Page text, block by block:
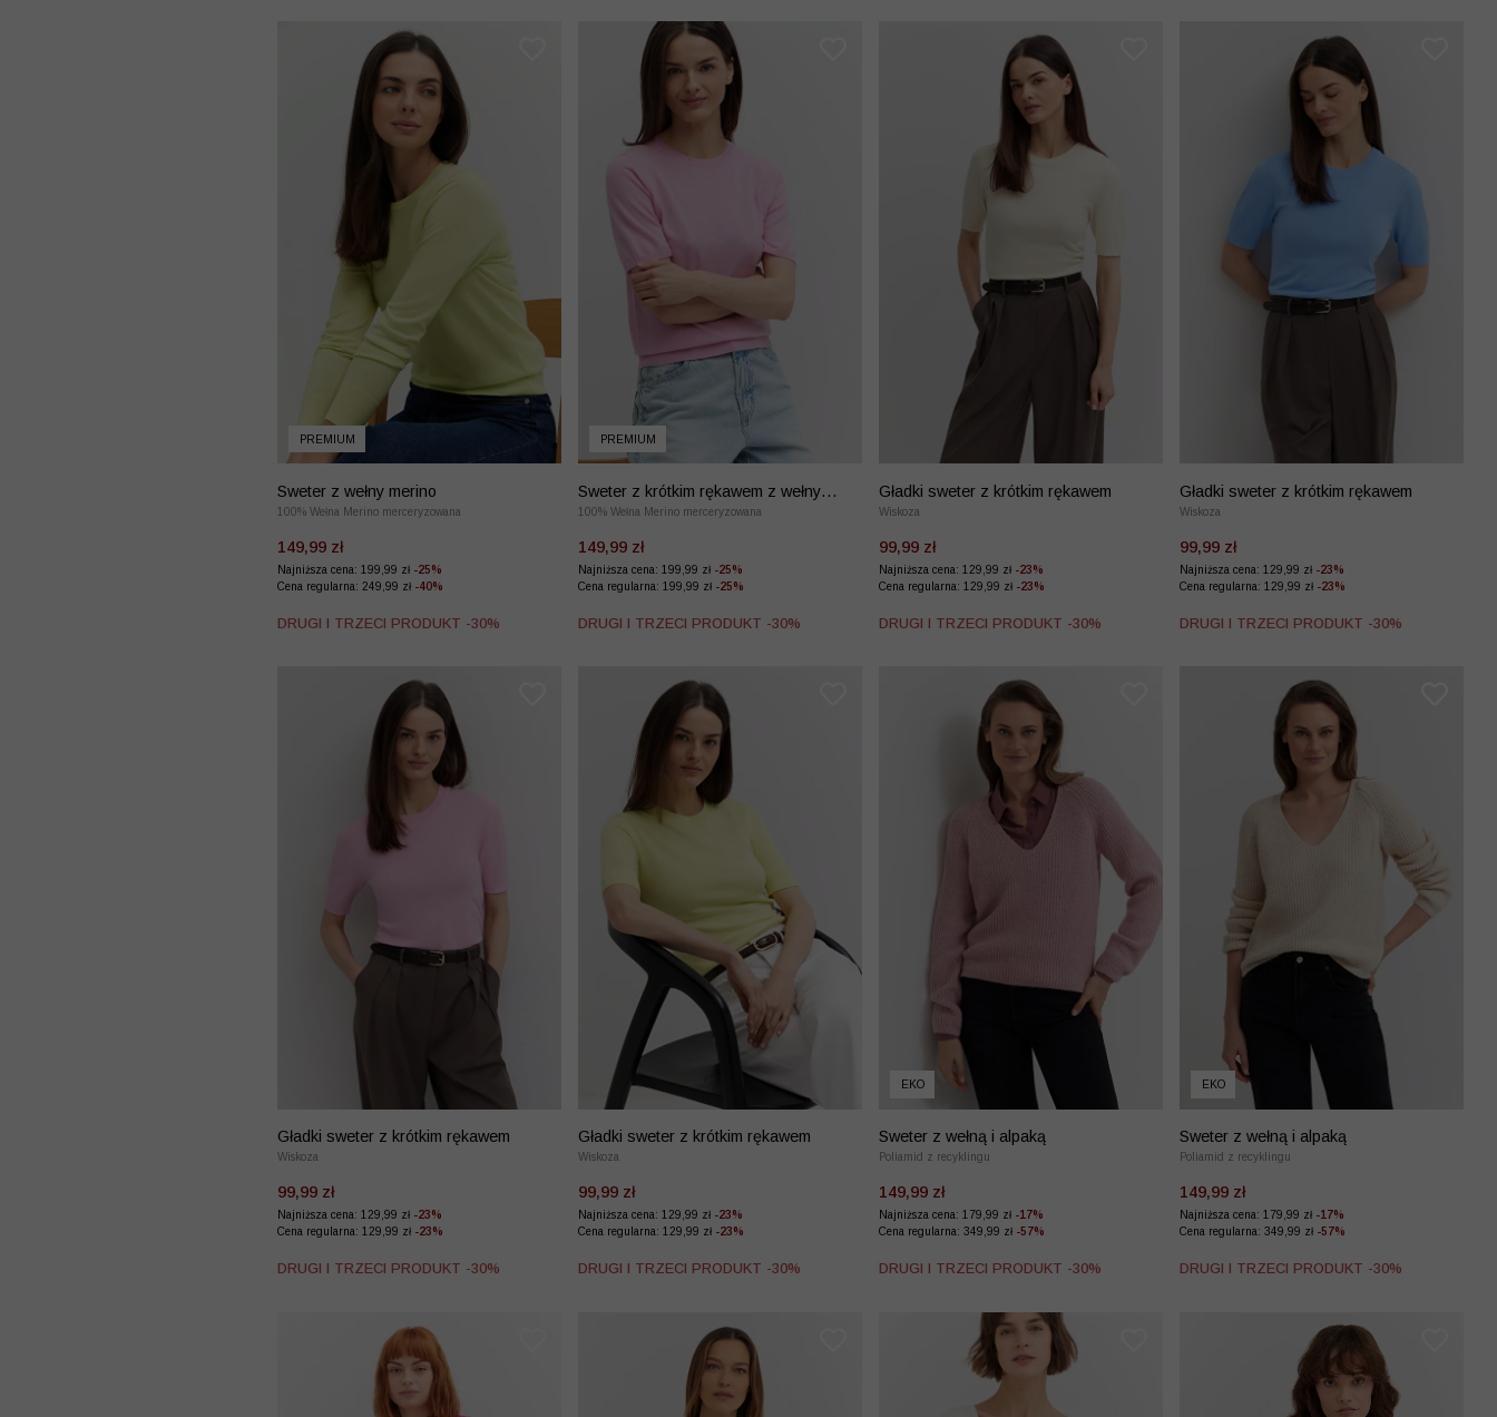
PREMIUM
Sweter z wełny merino
100% Wełna Merino merceryzowana
149,99 zł
Najniższa cena: 199,99 zł -25%
Cena regularna: 249,99 zł -40%
DRUGI I TRZECI PRODUKT -30%
PREMIUM
Sweter z krótkim rękawem z wełny
merino
100% Wełna Merino merceryzowana
149,99 zł
Najniższa cena: 199,99 zł -25%
Cena regularna: 199,99 zł -25%
DRUGI I TRZECI PRODUKT -30%
Gładki sweter z krótkim rękawem
Wiskoza
99,99 zł
Najniższa cena: 129,99 zł -23%
Cena regularna: 129,99 zł -23%
DRUGI I TRZECI PRODUKT -30%
Gładki sweter z krótkim rękawem
Wiskoza
99,99 zł
Najniższa cena: 129,99 zł -23%
Cena regularna: 129,99 zł -23%
DRUGI I TRZECI PRODUKT -30%
Gładki sweter z krótkim rękawem
Wiskoza
99,99 zł
Najniższa cena: 129,99 zł -23%
Cena regularna: 129,99 zł -23%
DRUGI I TRZECI PRODUKT -30%
Gładki sweter z krótkim rękawem
Wiskoza
99,99 zł
Najniższa cena: 129,99 zł -23%
Cena regularna: 129,99 zł -23%
DRUGI I TRZECI PRODUKT -30%
EKO
Sweter z wełną i alpaką
Poliamid z recyklingu
149,99 zł
Najniższa cena: 179,99 zł -17%
Cena regularna: 349,99 zł -57%
DRUGI I TRZECI PRODUKT -30%
EKO
Sweter z wełną i alpaką
Poliamid z recyklingu
149,99 zł
Najniższa cena: 179,99 zł -17%
Cena regularna: 349,99 zł -57%
DRUGI I TRZECI PRODUKT -30%